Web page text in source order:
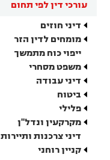
עורכי דין לפי תחום
דיני חוזים
מומחים לדין הזר
ייפוי כוח מתמשך
משפט מסחרי
דיני עבודה
ביטוח
פלילי
מקרקעין ונדל"ן
דיני צרכנות ותיירות
קניין רוחני